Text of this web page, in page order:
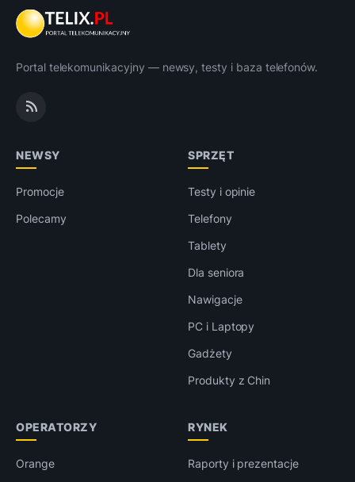
Portal telekomunikacyjny — newsy, testy i baza telefonów.
NEWSY
Promocje
Polecamy
SPRZĘT
Testy i opinie
Telefony
Tablety
Dla seniora
Nawigacje
PC i Laptopy
Gadżety
Produkty z Chin
OPERATORZY
Orange
RYNEK
Raporty i prezentacje